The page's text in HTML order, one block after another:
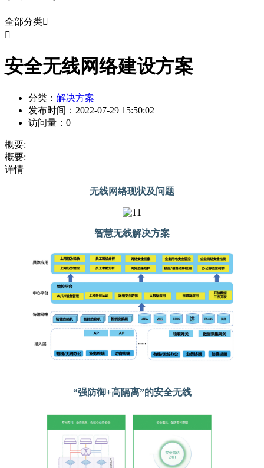
全部分类

安全无线网络建设方案
分类： 解决方案
发布时间： 2022-07-29 15:50:02
访问量： 0
概要:
概要:
详情
无线网络现状及问题
智慧无线解决方案
“强防御+高隔离”的安全无线